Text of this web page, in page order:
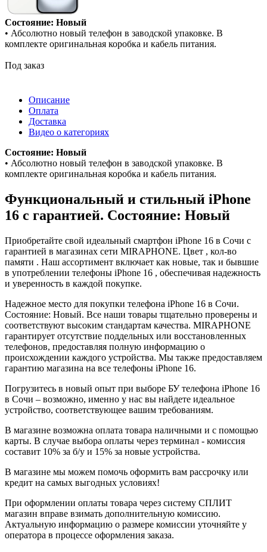
Состояние: Новый
• Абсолютно новый телефон в заводской упаковке. В
комплекте оригинальная коробка и кабель питания.
Под заказ
Описание
Оплата
Доставка
Видео о категориях
Состояние: Новый
• Абсолютно новый телефон в заводской упаковке. В
комплекте оригинальная коробка и кабель питания.
Функциональный и стильный iPhone
16 с гарантией. Состояние: Новый
Приобретайте свой идеальный смартфон iPhone 16 в Сочи с
гарантией в магазинах сети MIRAPHONE. Цвет , кол-во
памяти . Наш ассортимент включает как новые, так и бывшие
в употреблении телефоны iPhone 16 , обеспечивая надежность
и уверенность в каждой покупке.
Надежное место для покупки телефона iPhone 16 в Сочи.
Состояние: Новый. Все наши товары тщательно проверены и
соответствуют высоким стандартам качества. MIRAPHONE
гарантирует отсутствие поддельных или восстановленных
телефонов, предоставляя полную информацию о
происхождении каждого устройства. Мы также предоставляем
гарантию магазина на все телефоны iPhone 16.
Погрузитесь в новый опыт при выборе БУ телефона iPhone 16
в Сочи – возможно, именно у нас вы найдете идеальное
устройство, соответствующее вашим требованиям.
В магазине возможна оплата товара наличными и с помощью
карты. В случае выбора оплаты через терминал - комиссия
составит 10% за б/у и 15% за новые устройства.
В магазине мы можем помочь оформить вам рассрочку или
кредит на самых выгодных условиях!
При оформлении оплаты товара через систему СПЛИТ
магазин вправе взимать дополнительную комиссию.
Актуальную информацию о размере комиссии уточняйте у
оператора в процессе оформления заказа.